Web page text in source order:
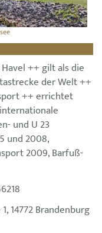
++ gilt als die
der Welt ++
++ errichtet
und U 23
und 2008,
2009, Barfuß-
14772 Brandenburg